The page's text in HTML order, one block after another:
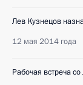
Лев Кузнецов
12 мая 2014 года
Рабочая встреча